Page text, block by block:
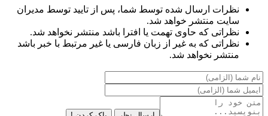
نظرات ارسال شده توسط شما، پس از تایید توسط مدیران
سایت منتشر خواهد شد.
نظراتی که حاوی تهمت یا افترا باشد منتشر نخواهد شد.
نظراتی که به غیر از زبان فارسی یا غیر مرتبط با خبر باشد
منتشر نخواهد شد.